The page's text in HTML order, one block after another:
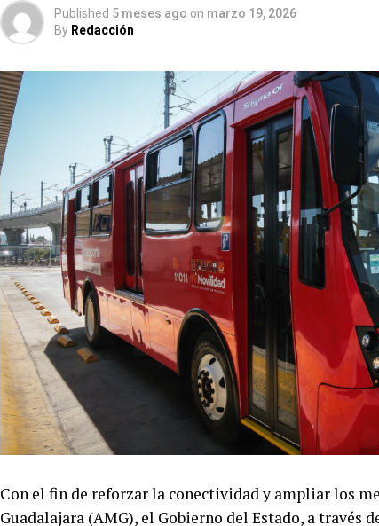
Published 5 meses ago on marzo 19, 2026
By Redacción
Con el fin de reforzar la conectividad y ampliar los
Guadalajara (AMG), el Gobierno del Estado, a través